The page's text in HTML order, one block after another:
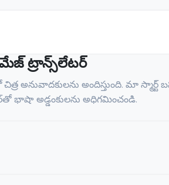
ట్రాన్స్‌లేటర్
అనువాదకులను అందిస్తుంది. మా
భాషా అడ్డంకులను అధిగమించండి.